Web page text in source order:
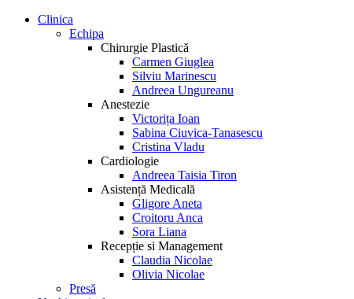
Clinica
Echipa
Chirurgie Plastică
Carmen Giuglea
Silviu Marinescu
Andreea Ungureanu
Anestezie
Victorița Ioan
Sabina Ciuvica-Tanasescu
Cristina Vladu
Cardiologie
Andreea Taisia Tiron
Asistență Medicală
Gligore Aneta
Croitoru Anca
Sora Liana
Recepție si Management
Claudia Nicolae
Olivia Nicolae
Presă